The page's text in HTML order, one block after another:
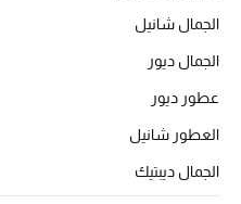
حقائب رجالية
حقائب الأطفال
الجمال شانيل
الجمال ديور
عطور ديور
العطور شانيل
الجمال ديبتيك